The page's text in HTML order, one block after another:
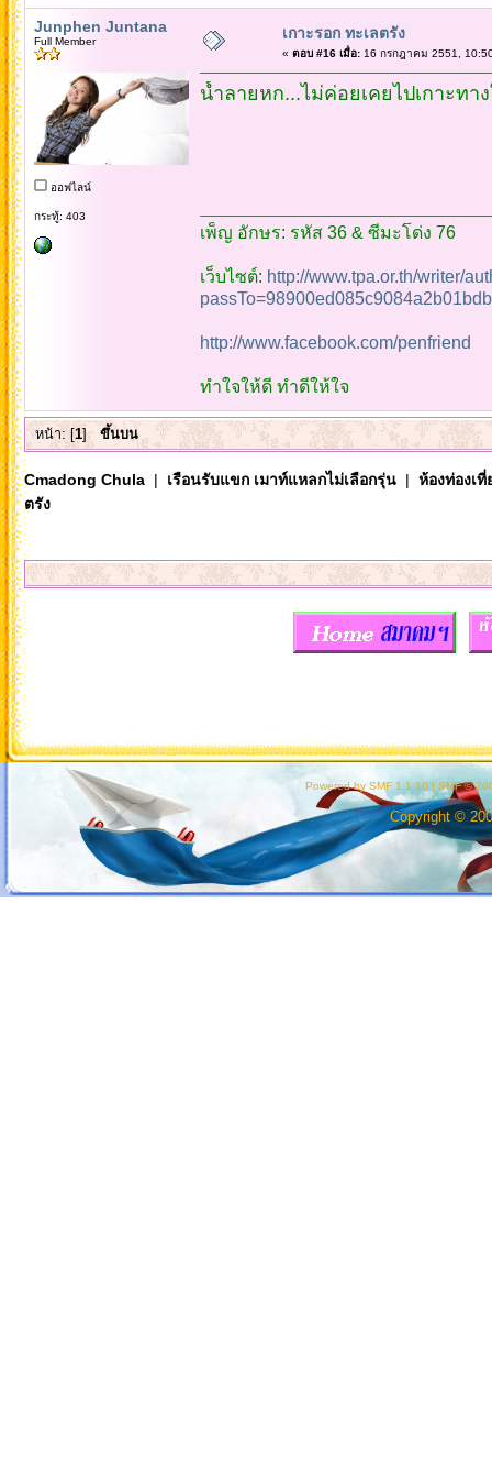
Junphen Juntana
Full Member
ออฟไลน์
กระทู้: 403
เกาะรอก ทะเลตรัง
« ตอบ #16 เมื่อ:16 กรกฎาคม 2551,
น้ำลายหก...ไม่ค่อยเคยไปเกาะท
เพ็ญ อักษร: รหัส 36 & ซีมะโด่ง 76
เว็บไซต์: http://www.tpa.or.th/writer/
http://www.facebook.com/penfriend
ทำใจให้ดี ทำดีให้ใจ
หน้า: [1] ขึ้นบน
Cmadong Chula| เรือนรับแขก เมาท์แหลกไม่เลือกรุ่น| ห้องท่องเ
ตรัง
Powered by SMF 1.1.10 | SMF ©
Copyright ©